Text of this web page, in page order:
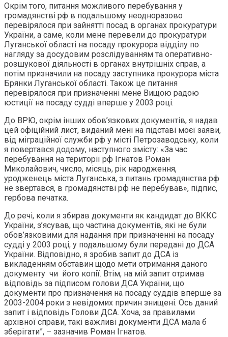
Окрім того, питання можливого перебування у
громадянстві рф в подальшому неодноразово
перевірялося при зайнятті посад в органах прокуратури
України, а саме, коли мене перевели до прокуратури
Луганської області на посаду прокурора відділу по
нагляду за досудовим розслідуванням та оперативно-
розшукової діяльності в органах внутрішніх справ, а
потім призначили на посаду заступника прокурора міста
Брянки Луганської області. Також це питання
перевірялося при призначенні мене Вищою радою
юстиції на посаду судді вперше у 2003 році.
До ВРЮ, окрім інших обов’язкових документів, я надав
цей офіційний лист, виданий мені на підставі моєї заяви,
від міграційної служби рф у місті Петрозаводську, коли
я повертався додому, наступного змісту: «За час
перебування на території рф Ігнатов Роман
Миколайович, число, місяць, рік народження,
уродженець міста Луганська, з питань громадянства рф
не звертався, в громадянстві рф не перебував», підпис,
гербова печатка.
До речі, коли я збирав документи як кандидат до ВККС
України, з’ясував, що частина документів, які не були
обов’язковими для надання при призначенні на посаду
судді у 2003 році, у подальшому були передані до ДСА
України. Відповідно, я зробив запит до ДСА із
викладенням обставин щодо мети отримання даного
документу чи його копії. Втім, на мій запит отримав
відповідь за підписом голови ДСА України, що
документи про призначення на посаду суддів вперше за
2003-2004 роки з невідомих причин знищені. Ось даний
запит і відповідь Голови ДСА. Хоча, за правилами
архівної справи, такі важливі документи ДСА мала б
зберігати”, – зазначив Роман Ігнатов.